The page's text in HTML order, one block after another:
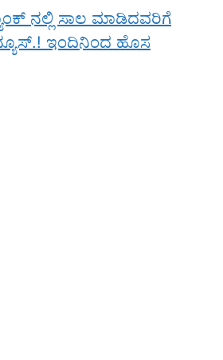
ನಲ್ಲಿ ಸಾಲ ಮಾಡಿದವರಿಗೆ
ಇಂದಿನಿಂದ ಹೊಸ